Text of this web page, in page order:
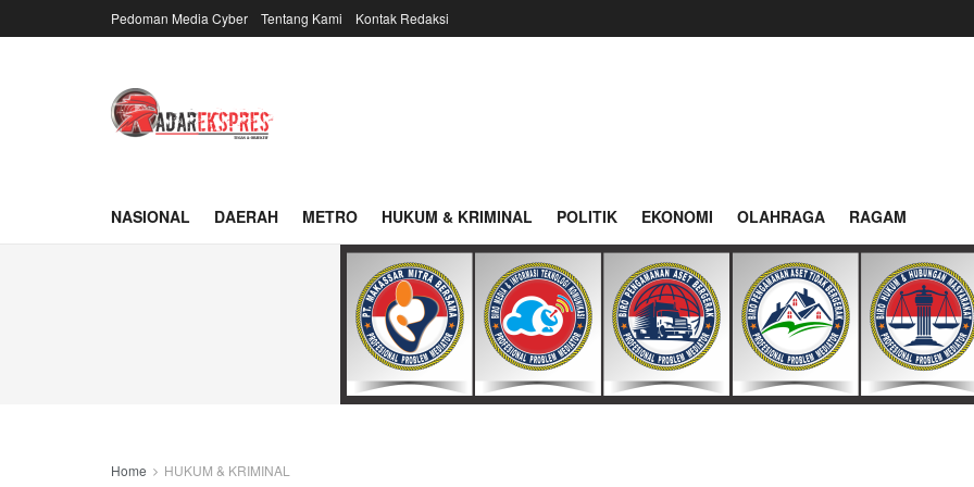
Pedoman Media Cyber Tentang Kami Kontak Redaksi
NASIONAL DAERAH METRO HUKUM & KRIMINAL POLITIK EKONOMI OLAHRAGA RAGAM
Home HUKUM & KRIMINAL